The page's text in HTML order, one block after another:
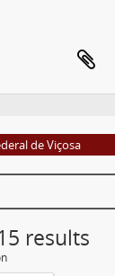
de Viçosa
results